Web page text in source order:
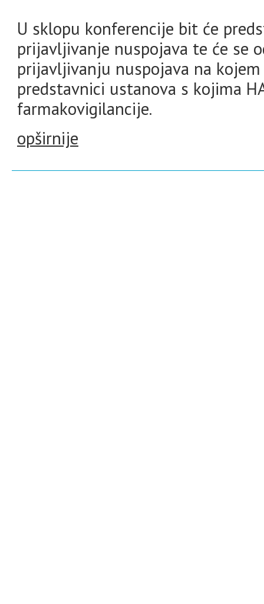
U sklopu konferencije bit će
prijavljivanje nuspojava te će se
prijavljivanju nuspojava na
predstavnici ustanova s kojima
farmakovigilancije.
opširnije